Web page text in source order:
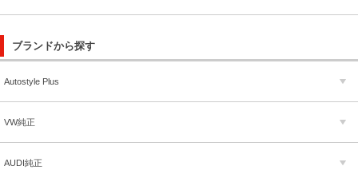
ブランドから探す
Autostyle Plus
VW純正
AUDI純正